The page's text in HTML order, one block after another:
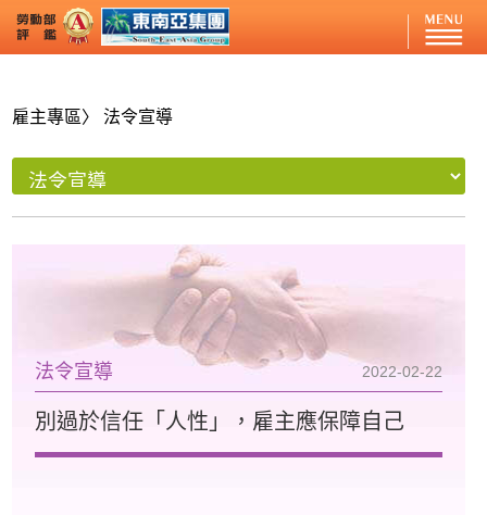
雇主專區〉 法令宣導
2022-02-22
法令宣導
別過於信任「人性」，雇主應保障自己